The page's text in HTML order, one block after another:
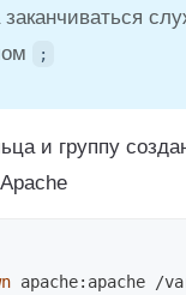
;
и группу